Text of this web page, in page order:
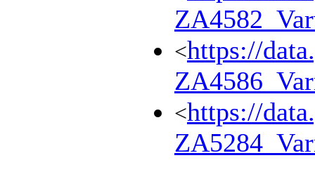
<https://
<https://